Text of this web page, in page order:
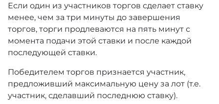
Если один из участников торгов сделает ставку
менее, чем за три минуты до завершения
торгов, торги продлеваются на пять минут с
момента подачи этой ставки и после каждой
последующей ставки.
Победителем торгов признается участник,
предложивший максимальную цену за лот (т.е.
участник, сделавший последнюю ставку).